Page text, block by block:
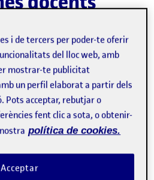
i de tercers per poder-te oferir
del lloc web, amb
mostrar-te publicitat
un perfil elaborat a partir dels
Pots acceptar, rebutjar o
fent clic a sota, o obtenir-
política de cookies.
Acceptar